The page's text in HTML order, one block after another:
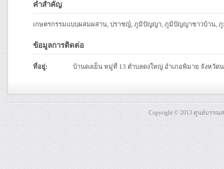
คำสำคัญ
เกษตรกรรมแบบผสมผสาน, ปราชญ์, ภูมิปัญญา, ภูมิปัญญาชาวบ้าน,
ข้อมูลการติดต่อ
ที่อยู่: บ้านดงเย็น หมู่ที่ 13 ตำบลดงใหญ่ อำเภอพิมาย จังหวัด
Copyright © 2013 ศูนย์บรร